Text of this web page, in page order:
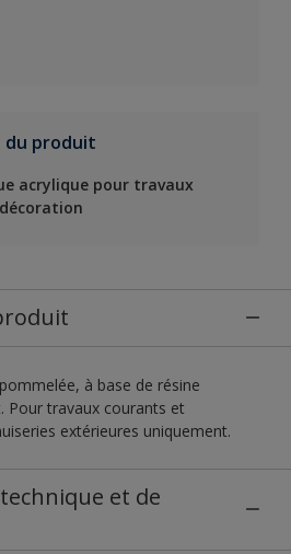
du produit
acrylique pour travaux
à base de résine
Pour travaux courants et
extérieures uniquement.
et de